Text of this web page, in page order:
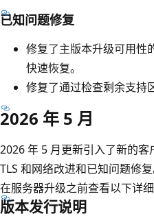
已知问题修复
修复了主版本升级可用性
快速恢复。
修复了通过检查剩余支持
2026 年 5 月
2026 年 5 月更新引入了新的
TLS 和网络改进和已知问题修
在服务器升级之前查看以下详细
版本发行说明